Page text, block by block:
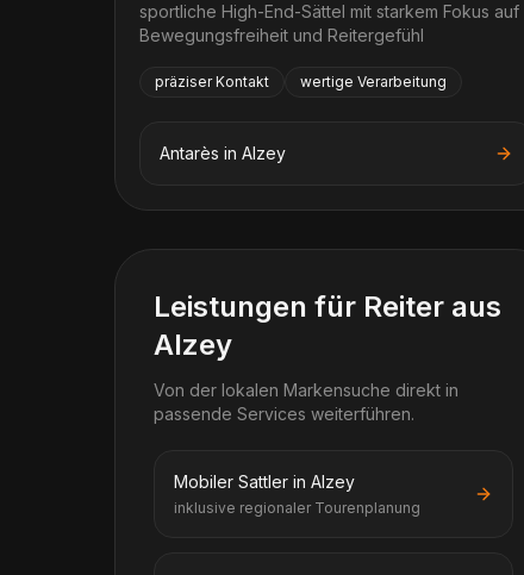
sportliche High-End-Sättel mit starkem Fokus auf
Bewegungsfreiheit und Reitergefühl
präziser Kontakt wertige Verarbeitung
Antarès in Alzey
Leistungen für Reiter aus
Alzey
Von der lokalen Markensuche direkt in
passende Services weiterführen.
Mobiler Sattler in Alzey
inklusive regionaler Tourenplanung